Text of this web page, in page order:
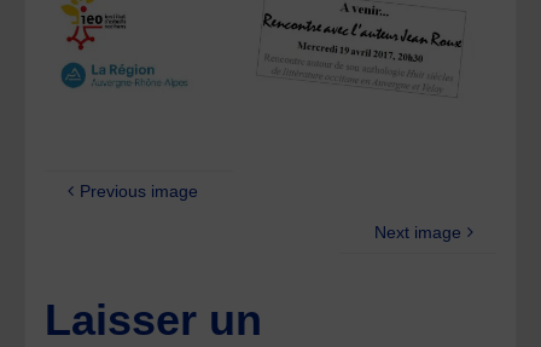
Previous image
Next image
Laisser un